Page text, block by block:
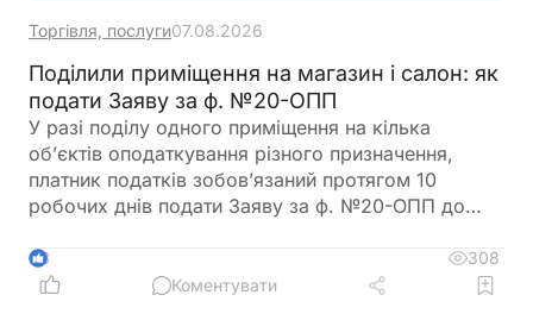
Торгівля, послуги07.08.2026
Поділили приміщення на магазин і салон: як
подати Заяву за ф. №20-ОПП
У разі поділу одного приміщення на кілька
об’єктів оподаткування різного призначення,
платник податків зобов’язаний протягом 10
робочих днів подати Заяву за ф. №20-ОПП до
інформацію про закриття попереднього об’єкта і
створення нових у різних рядках, кожному з яких
3
308
Коментувати